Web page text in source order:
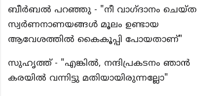
ബീർബൽ പറഞ്ഞു - "നീ വാഗ്ദാനം ചെയ്ത
സ്വർണനാണയങ്ങൾ മൂലം ഉണ്ടായ
ആവേശത്തിൽ കൈകൂപ്പി പോയതാണ്"
സുഹൃത്ത് - "എങ്കിൽ, നന്ദിപ്രകടനം ഞാൻ
കരയിൽ വന്നിട്ടു മതിയായിരുന്നല്ലോ"